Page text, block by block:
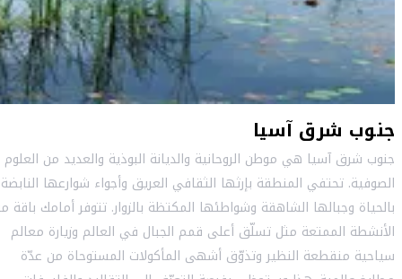
جنوب شرق آسيا
جنوب شرق آسيا هي موطن الروحانية والديانة البوذية والعديد من العلوم
الصوفية. تحتفي المنطقة بإرثها الثقافي العريق وأجواء شوارعها النابضة
بالحياة وجبالها الشاهقة وشواطئها المكتظة بالزوار. تتوفر أمامك باقة
الأنشطة الممتعة مثل تسلّق أعلى قمم الجبال في العالم وزيارة معالم
سياحية منقطعة النظير وتذوّق أشهى المأكولات المستوحاة من عدّة